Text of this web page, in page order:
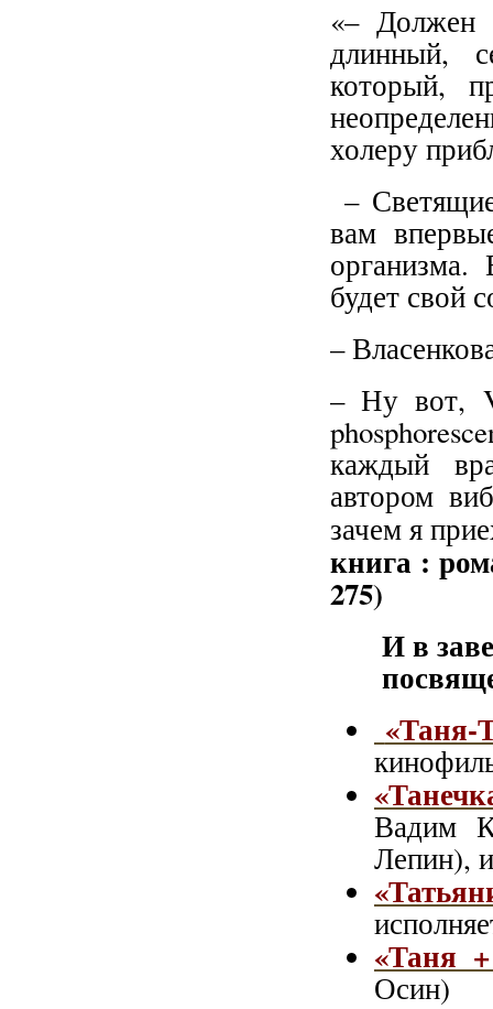
«– Должен
длинный,
который,
холеру
–
вам
будет свой
–
– Ну вот,
каждый
автором
зачем я
книга :
275)
И в
Вадим
Лепин),
«Таня
Осин)